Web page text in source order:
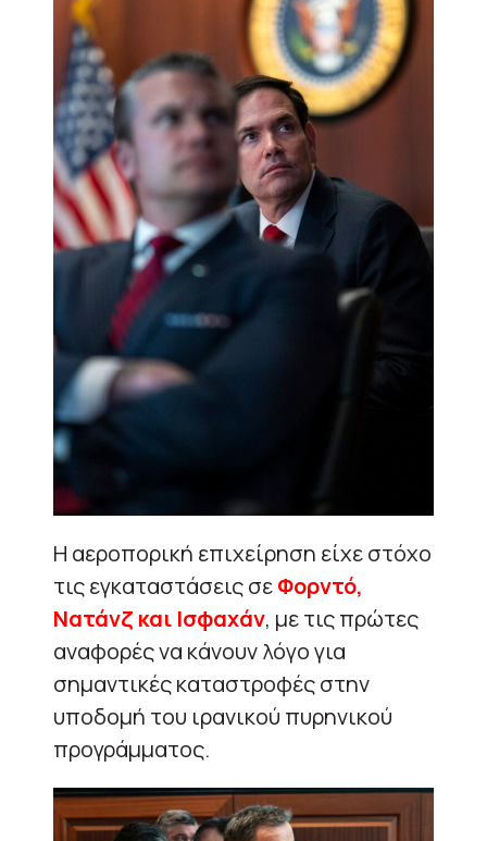
Η αεροπορική επιχείρηση είχε στόχο
τις εγκαταστάσεις σεΦορντό,
Νατάνζ και Ισφαχάν, με τις πρώτες
αναφορές να κάνουν λόγο για
σημαντικές καταστροφές στην
υποδομή του ιρανικού πυρηνικού
προγράμματος.